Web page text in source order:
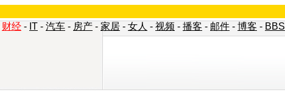
财经 - IT - 汽车 - 房产 - 家居 - 女人 - 视频 - 播客 - 邮件 - 博客 - BBS